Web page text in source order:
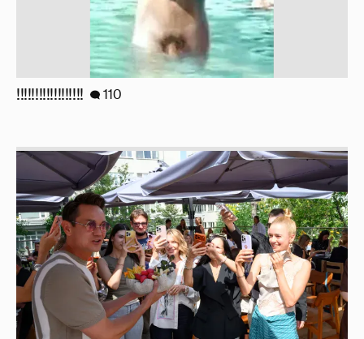
!!!!!!!!!!!!!!!!!! 110